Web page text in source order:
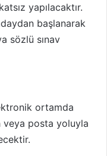
yapılacaktır.
başlanarak
sözlü sınav
ortamda
veya posta yoluyla